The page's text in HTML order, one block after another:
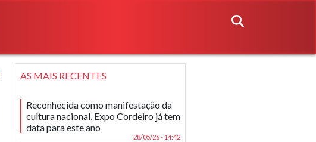
AS MAIS RECENTES
Reconhecida como manifestação da
cultura nacional, Expo Cordeiro já tem
data para este ano
28/05/26 - 14:42